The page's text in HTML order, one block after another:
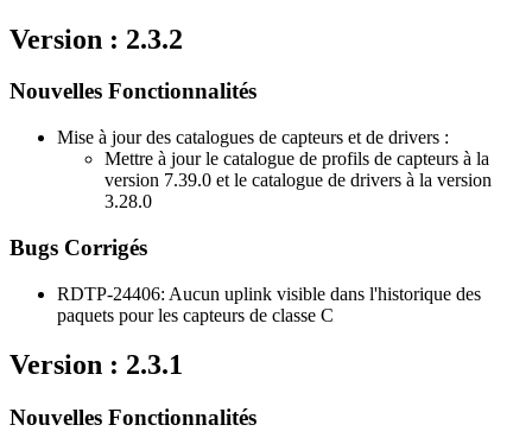
Version : 2.3.2
Nouvelles Fonctionnalités
Mise à jour des catalogues de capteurs et de drivers :
Mettre à jour le catalogue de profils de capteurs à la
version 7.39.0 et le catalogue de drivers à la version
3.28.0
Bugs Corrigés
RDTP-24406: Aucun uplink visible dans l'historique des
paquets pour les capteurs de classe C
Version : 2.3.1
Nouvelles Fonctionnalités